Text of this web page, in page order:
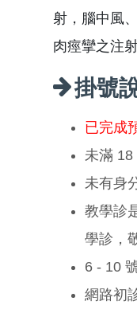
射，腦中風
肉痙攣之注
掛號
已完成
未滿 18
未有身
教學診
學診，
6 - 10
網路初